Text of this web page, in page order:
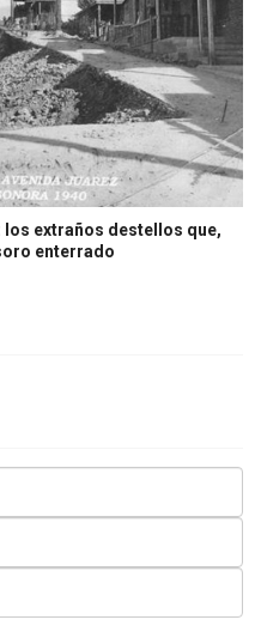
extraños destellos que,
enterrado